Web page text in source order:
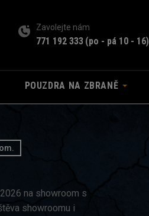
Zavolejte nám
771 192 333 (po - pá 10 - 16)
POUZDRA NA ZBRANĚ